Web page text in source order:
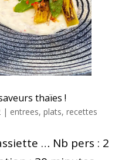
thaïes !
| entrees, plats, recettes
… Nb pers : 2